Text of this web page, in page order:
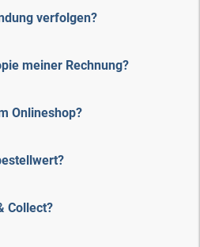
verfolgen?
meiner Rechnung?
Onlineshop?
Collect?